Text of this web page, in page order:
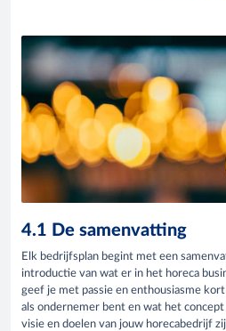
4.1 De samenvatting
Elk bedrijfsplan begint met een
introductie van wat er in het horeca
geef je met passie en enthousiasme
als ondernemer bent en wat het
visie en doelen van jouw horecabedrijf